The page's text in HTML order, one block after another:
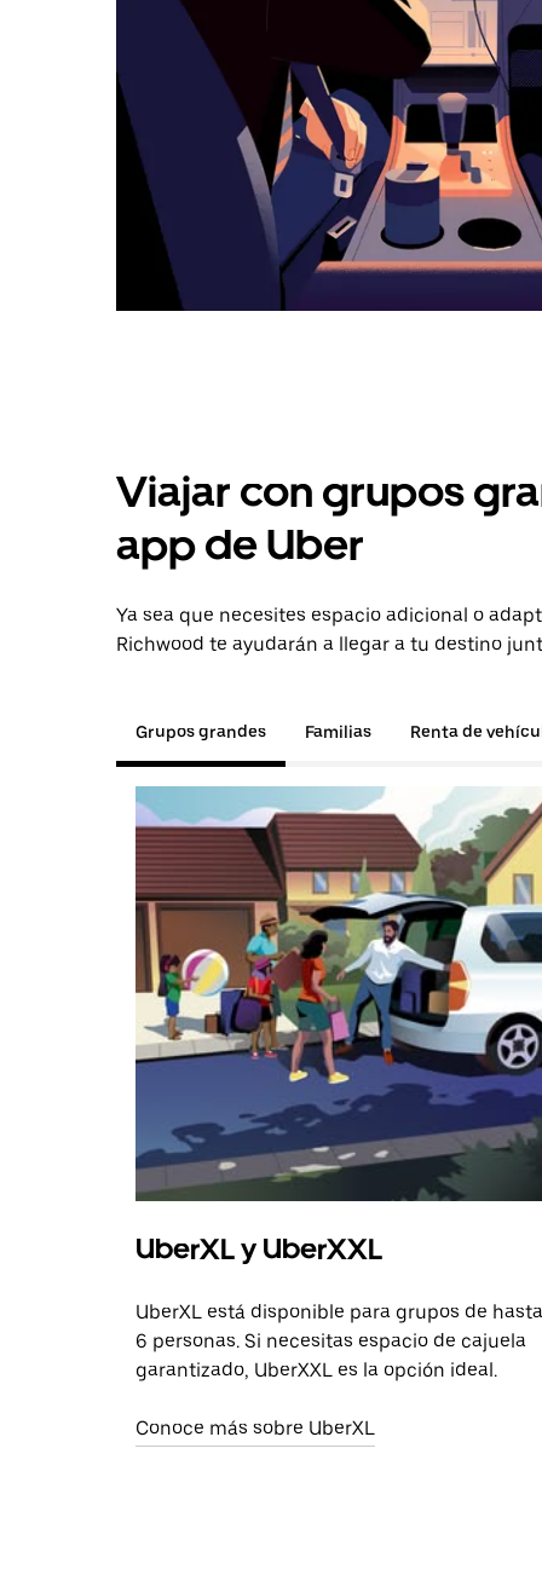
Viajar con grupos
app de Uber
Ya sea que necesites espacio adicional o
Richwood te ayudarán a llegar a tu destino
Grupos grandes Familias Renta de
UberXL y UberXXL
UberXL está disponible para grupos de hasta
6 personas. Si necesitas espacio de cajuela
garantizado, UberXXL es la opción ideal.
Conoce más sobre UberXL